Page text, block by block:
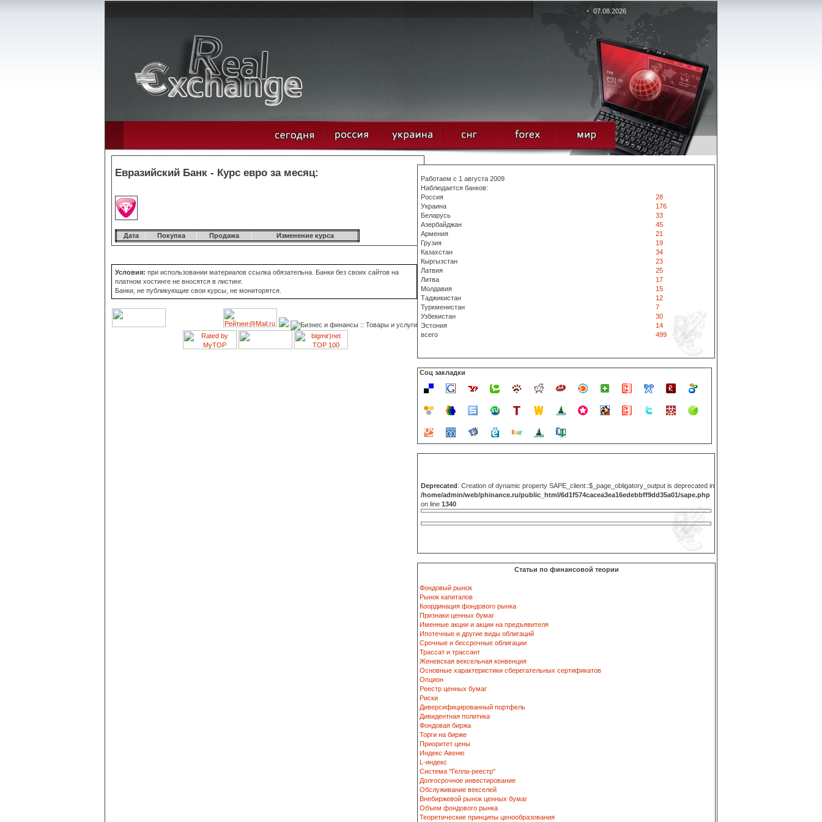
07.08.2026
Евразийский Банк - Курс евро за месяц:
Дата Покупка Продажа Изменение курса
Условия: при использовании материалов ссылка обязательна. Банки без своих сайтов на
платном хостинге не вносятся в листинг.
Банки, не публикующие свои курсы, не мониторятся.
Работаем с 1 августа 2009
Наблюдается банков:
Россия
28
Украина
176
Беларусь
33
Азербайджан
45
Армения
21
Грузия
19
Казахстан
34
Кыргызстан
23
Латвия
25
Литва
17
Молдавия
15
Таджикистан
12
Туркменистан
7
Узбекистан
30
Эстония
14
всего
499
Соц закладки
Deprecated: Creation of dynamic property SAPE_client::$_page_obligatory_output is deprecated in
/home/admin/web/phinance.ru/public_html/6d1f574cacea3ea16edebbff9dd35a01/sape.php
on line 1340
Статьи по финансовой теории
Фондовый рынок
Рынок капиталов
Координация фондового рынка
Признаки ценных бумаг
Именные акции и акции на предъявителя
Ипотечные и другие виды облигаций
Срочные и бессрочные облигации
Трассат и трассант
Женевская вексельная конвенция
Основные характеристики сберегательных сертификатов
Опцион
Реестр ценных бумаг
Риски
Диверсифицированный портфель
Дивидентная политика
Фондовая биржа
Торги на бирже
Приоритет цены
Индекс Авеню
L-индекс
Система "Гелла-реестр"
Долгосрочное инвестирование
Обслуживание векселей
Внебиржевой рынок ценных бумаг
Объем фондового рынка
Теоретические принципы ценообразования